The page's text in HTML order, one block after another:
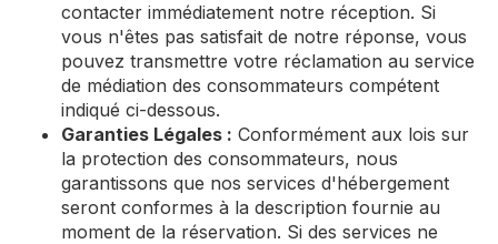
contacter immédiatement notre réception. Si
vous n'êtes pas satisfait de notre réponse, vous
pouvez transmettre votre réclamation au service
de médiation des consommateurs compétent
indiqué ci-dessous.
Garanties Légales : Conformément aux lois sur
la protection des consommateurs, nous
garantissons que nos services d'hébergement
seront conformes à la description fournie au
moment de la réservation. Si des services ne